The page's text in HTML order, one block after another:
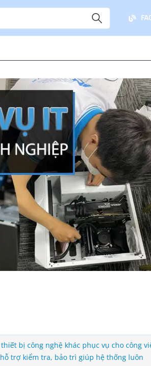
bị công nghệ khác phục vụ cho công
trợ kiểm tra, bảo trì giúp hệ thống luôn